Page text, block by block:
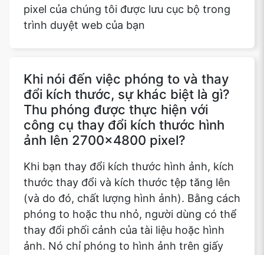
pixel của chúng tôi được lưu cục bộ trong
trình duyệt web của bạn
Khi nói đến việc phóng to và thay
đổi kích thước, sự khác biệt là gì?
Thu phóng được thực hiện với
công cụ thay đổi kích thước hình
ảnh lên 2700x4800 pixel?
Khi bạn thay đổi kích thước hình ảnh, kích
thước thay đổi và kích thước tệp tăng lên
(và do đó, chất lượng hình ảnh). Bằng cách
phóng to hoặc thu nhỏ, người dùng có thể
thay đổi phối cảnh của tài liệu hoặc hình
ảnh. Nó chỉ phóng to hình ảnh trên giấy